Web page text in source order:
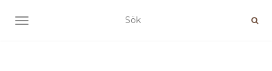
SLÅ PÅ/AV NAVIGERING